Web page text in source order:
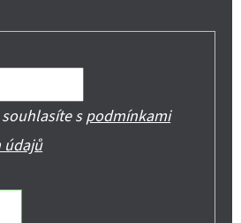
spodmínkami
údajů